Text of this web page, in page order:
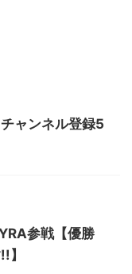
ャンネル登録5
参戦【優勝
】